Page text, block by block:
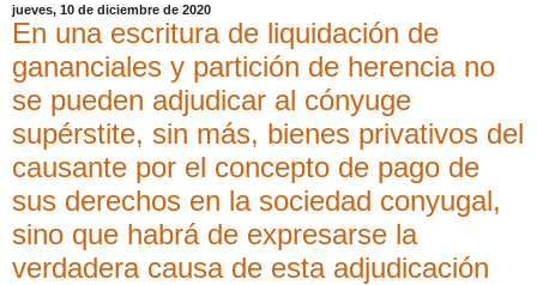
jueves, 10 de diciembre de 2020
En una escritura de liquidación de
gananciales y partición de herencia no
se pueden adjudicar al cónyuge
supérstite, sin más, bienes privativos del
causante por el concepto de pago de
sus derechos en la sociedad conyugal,
sino que habrá de expresarse la
verdadera causa de esta adjudicación